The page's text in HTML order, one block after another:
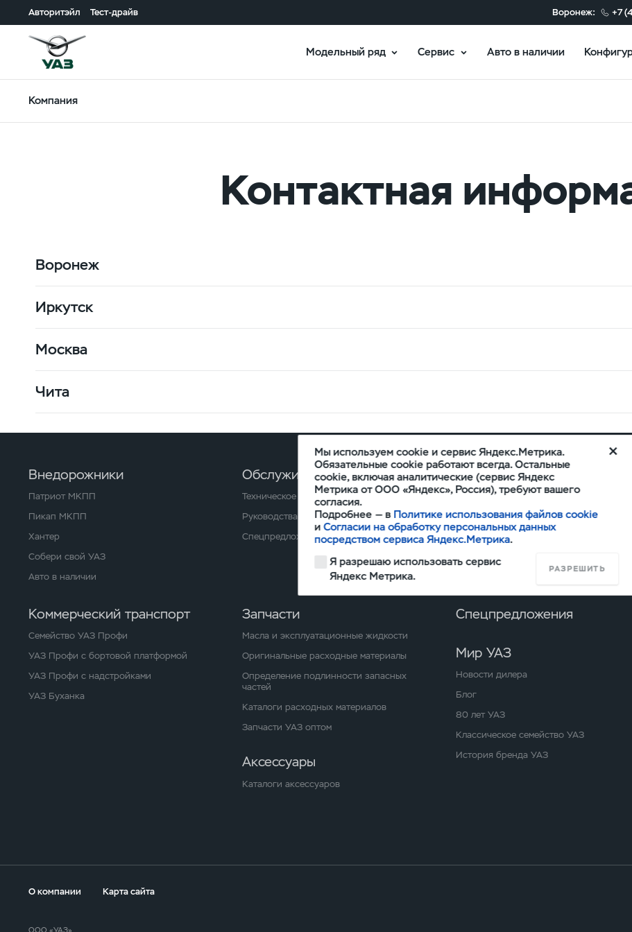
Авторитэйл Тест-драйв Воронеж: +7
Модельный ряд Сервис Авто в наличии
Компания
Контактная
Воронеж
Иркутск
Москва
Чита
Внедорожники
Патриот МКПП
Пикап МКПП
Хантер
Собери свой УАЗ
Авто в наличии
Обслуживание и ремонт
Техническое обслуживание
Руководства и инструкции
Спецпредложения сервиса
Поддержка владельцев
Гарантийное обслуживание
Клиентская поддержка
Коммерческий транспорт
Семейство УАЗ Профи
УАЗ Профи с бортовой платформой
УАЗ Профи с надстройками
УАЗ Буханка
Запчасти
Масла и эксплуатационные жидкости
Оригинальные расходные материалы
Определение подлинности запасных
частей
Каталоги расходных материалов
Запчасти УАЗ оптом
Аксессуары
Каталоги аксессуаров
Спецпредложения
Мир УАЗ
Новости дилера
Блог
80 лет УАЗ
Классическое семейство УАЗ
История бренда УАЗ
О компании Карта сайта
ООО «УАЗ»
Мы используем cookie и сервис Яндекс.Метрика.
Обязательные cookie работают всегда. Остальные
cookie, включая аналитические (сервис Яндекс
Метрика от ООО «Яндекс», Россия), требуют вашего
согласия.
Подробнее — в Политике использования файлов cookie
иСогласии на обработку персональных данных
посредством сервиса Яндекс.Метрика.
Я разрешаю использовать сервис
Яндекс Метрика.
РАЗРЕШИТЬ